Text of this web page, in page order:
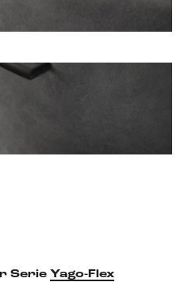
hinzufügen
Serie Yago-Flex